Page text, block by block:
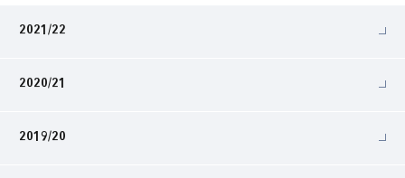
2021/22
2020/21
2019/20